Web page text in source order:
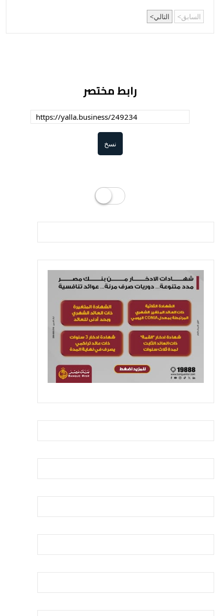
السابق التالي
رابط مختصر
نسخ